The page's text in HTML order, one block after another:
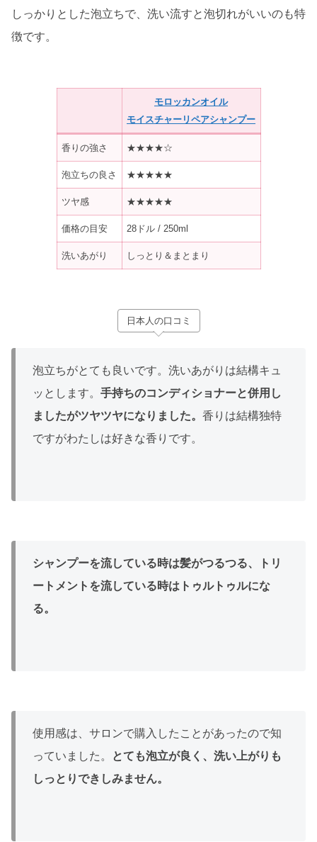
しっかりとした泡立ちで、洗い流すと泡切れがいいのも特
徴です。
モロッカンオイル
モイスチャーリペアシャンプー
香りの強さ ★★★★☆
泡立ちの良さ ★★★★★
ツヤ感 ★★★★★
価格の目安 28ドル / 250ml
洗いあがり しっとり＆まとまり
日本人の口コミ
泡立ちがとても良いです。洗いあがりは結構キュ
ッとします。 手持ちのコンディショナーと併用し
ましたがツヤツヤになりました。 香りは結構独特
ですがわたしは好きな香りです。
シャンプーを流している時は髪がつるつる、トリ
ートメントを流している時はトゥルトゥルにな
る。
使用感は、サロンで購入したことがあったので知
っていました。
とても泡立が良く、洗い上がりも
しっとりできしみません。